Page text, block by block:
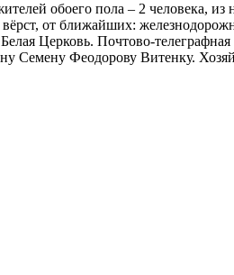
обоего пола – 2 человека,
от ближайших:
Церковь. Почтово-
Семену Феодорову Витенку.